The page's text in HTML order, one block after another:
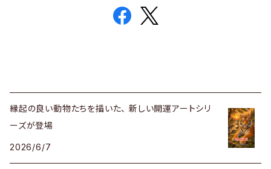
縁起の良い動物たちを描いた、 新しい開運アートシリ
ーズが登場
2026/6/7